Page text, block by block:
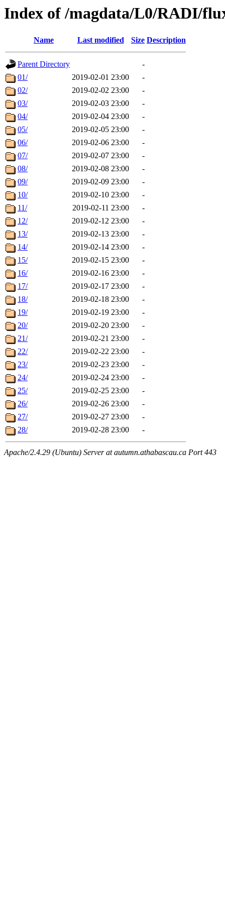
Index of /magdata/L0/RADI/
Name Last modified Size Description
Parent Directory
-
01/
2019-02-01 23:00
-
02/
2019-02-02 23:00
-
03/
2019-02-03 23:00
-
04/
2019-02-04 23:00
-
05/
2019-02-05 23:00
-
06/
2019-02-06 23:00
-
07/
2019-02-07 23:00
-
08/
2019-02-08 23:00
-
09/
2019-02-09 23:00
-
10/
2019-02-10 23:00
-
11/
2019-02-11 23:00
-
12/
2019-02-12 23:00
-
13/
2019-02-13 23:00
-
14/
2019-02-14 23:00
-
15/
2019-02-15 23:00
-
16/
2019-02-16 23:00
-
17/
2019-02-17 23:00
-
18/
2019-02-18 23:00
-
19/
2019-02-19 23:00
-
20/
2019-02-20 23:00
-
21/
2019-02-21 23:00
-
22/
2019-02-22 23:00
-
23/
2019-02-23 23:00
-
24/
2019-02-24 23:00
-
25/
2019-02-25 23:00
-
26/
2019-02-26 23:00
-
27/
2019-02-27 23:00
-
28/
2019-02-28 23:00 -
Apache/2.4.29 (Ubuntu) Server at autumn.athabascau.ca Port 443